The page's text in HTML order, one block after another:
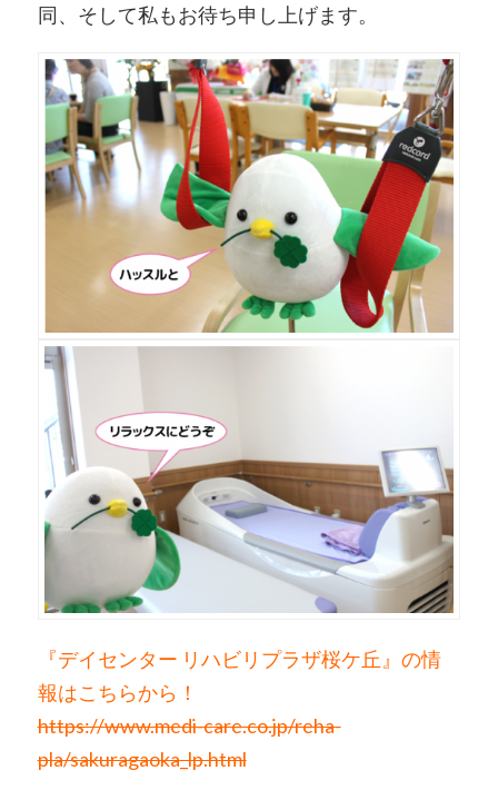
同、そして私もお待ち申し上げます。
『デイセンター リハビリプラザ桜ケ丘』の情
報はこちらから！
https://www.medi-care.co.jp/reha-
pla/sakuragaoka_lp.html